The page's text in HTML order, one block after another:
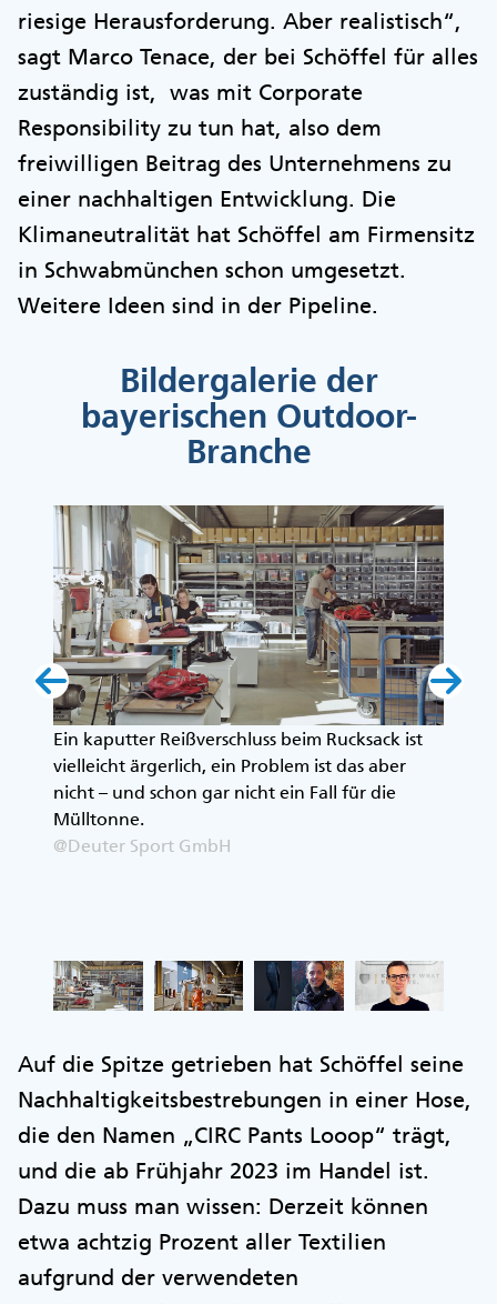
riesige Herausforderung. Aber realistisch“,
sagt Marco Tenace, der bei Schöffel für alles
zuständig ist, was mit Corporate
Responsibility zu tun hat, also dem
freiwilligen Beitrag des Unternehmens zu
einer nachhaltigen Entwicklung. Die
Klimaneutralität hat Schöffel am Firmensitz
in Schwabmünchen schon umgesetzt.
Weitere Ideen sind in der Pipeline.
Bildergalerie der
bayerischen Outdoor-
Branche
Ein kaputter Reißverschluss beim Rucksack ist
vielleicht ärgerlich, ein Problem ist das aber
nicht – und schon gar nicht ein Fall für die
Mülltonne.
@Deuter Sport GmbH
Auf die Spitze getrieben hat Schöffel seine
Nachhaltigkeitsbestrebungen in einer Hose,
die den Namen „CIRC Pants Looop“ trägt,
und die ab Frühjahr 2023 im Handel ist.
Dazu muss man wissen: Derzeit können
etwa achtzig Prozent aller Textilien
aufgrund der verwendeten